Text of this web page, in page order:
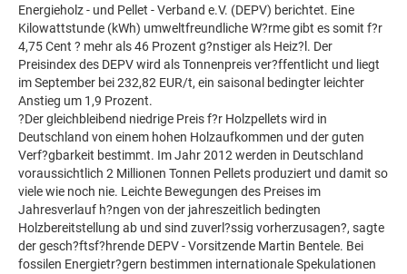
Energieholz - und Pellet - Verband e.V. (DEPV) berichtet. Eine
Kilowattstunde (kWh) umweltfreundliche W?rme gibt es somit f?r
4,75 Cent ? mehr als 46 Prozent g?nstiger als Heiz?l. Der
Preisindex des DEPV wird als Tonnenpreis ver?ffentlicht und liegt
im September bei 232,82 EUR/t, ein saisonal bedingter leichter
Anstieg um 1,9 Prozent.
?Der gleichbleibend niedrige Preis f?r Holzpellets wird in
Deutschland von einem hohen Holzaufkommen und der guten
Verf?gbarkeit bestimmt. Im Jahr 2012 werden in Deutschland
voraussichtlich 2 Millionen Tonnen Pellets produziert und damit so
viele wie noch nie. Leichte Bewegungen des Preises im
Jahresverlauf h?ngen von der jahreszeitlich bedingten
Holzbereitstellung ab und sind zuverl?ssig vorherzusagen?, sagte
der gesch?ftsf?hrende DEPV - Vorsitzende Martin Bentele. Bei
fossilen Energietr?gern bestimmen internationale Spekulationen